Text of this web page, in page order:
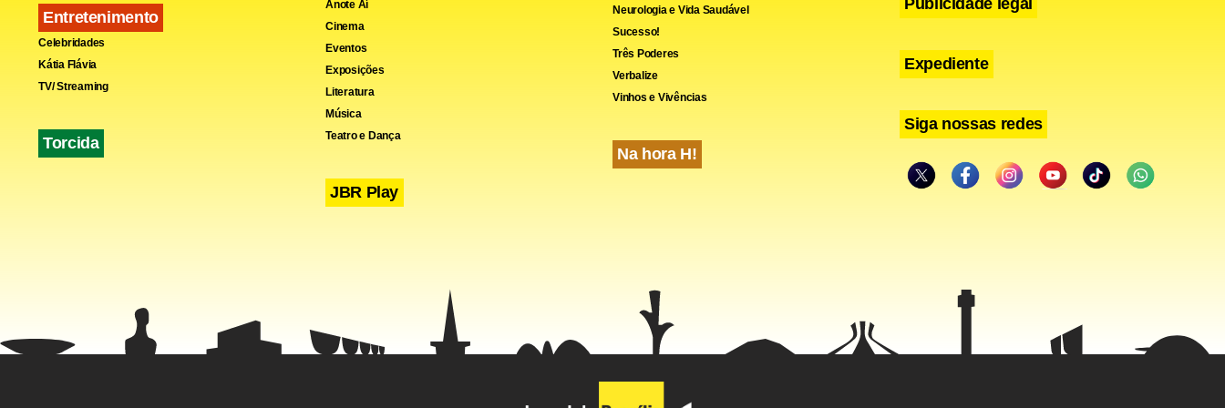
liberal Nós Somos a Igreja. Em 2004, foram ordenados 112 padres, mas 311 morreram,
359 se aposentaram e 37 deixaram as ordens.
O grupo diz que 78% dos católicos alemães é contra a regra do celibato para os padres
Entretenimento
Celebridades
Kátia Flávia
TV/ Streaming
Torcida
Anote Aí
Cinema
Eventos
Exposições
Literatura
Música
Teatro e Dança
JBR Play
Neurologia e Vida Saudável
Sucesso!
Três Poderes
Verbalize
Vinhos e Vivências
Na hora H!
Expediente
Siga nossas redes